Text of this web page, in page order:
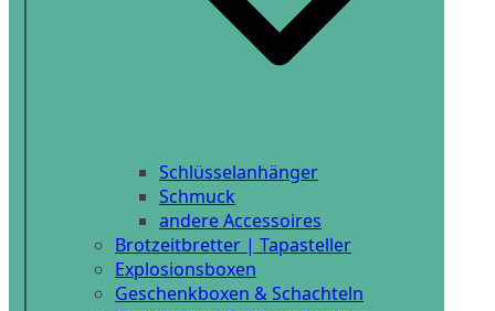
Schlüsselanhänger
Schmuck
andere Accessoires
Brotzeitbretter | Tapasteller
Explosionsboxen
Geschenkboxen & Schachteln